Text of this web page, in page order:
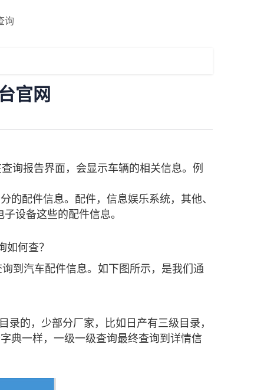
询
官网
询报告界面，会显示车辆的相关信息。例
配件信息。配件，信息娱乐系统，其他、
设备这些的配件信息。
何查？
到汽车配件信息。如下图所示，是我们通
的，少部分厂家，比如日产有三级目录，
典一样，一级一级查询最终查询到详情信